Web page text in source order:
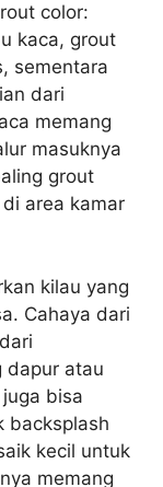
color:
kaca, grout
sementara
dari
memang
masuknya
grout
area kamar
kilau yang
Cahaya dari
dapur atau
bisa
backsplash
kecil untuk
memang